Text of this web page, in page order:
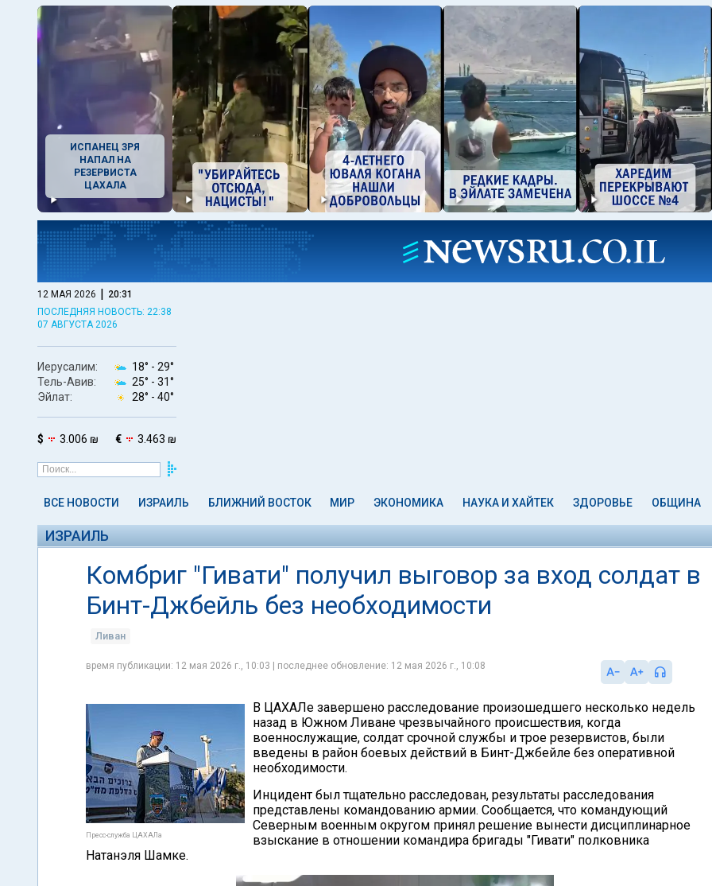
ИСПАНЕЦ ЗРЯ
НАПАЛ НА
РЕЗЕРВИСТА
ЦАХАЛА
12 МАЯ 2026 | 20:31
ПОСЛЕДНЯЯ НОВОСТЬ: 22:38
07 АВГУСТА 2026
Иерусалим: 18° - 29°
Тель-Авив:
25° - 31°
Эйлат:
28° - 40°
$ 3.006 ₪ € 3.463 ₪
ВСЕ НОВОСТИ ИЗРАИЛЬ БЛИЖНИЙ ВОСТОК МИР ЭКОНОМИКА НАУКА И ХАЙТЕК ЗДОРОВЬЕ ОБЩИНА
ИЗРАИЛЬ
Комбриг "Гивати" получил выговор за вход солдат в
Бинт-Джбейль без необходимости
Ливан
время публикации: 12 мая 2026 г., 10:03 | последнее обновление: 12 мая 2026 г., 10:08
Пресс-служба ЦАХАЛа
В ЦАХАЛе завершено расследование произошедшего несколько недель
назад в Южном Ливане чрезвычайного происшествия, когда
военнослужащие, солдат срочной службы и трое резервистов, были
введены в район боевых действий в Бинт-Джбейле без оперативной
необходимости.
Инцидент был тщательно расследован, результаты расследования
представлены командованию армии. Сообщается, что командующий
Северным военным округом принял решение вынести дисциплинарное
взыскание в отношении командира бригады "Гивати" полковника
Натанэля Шамке.